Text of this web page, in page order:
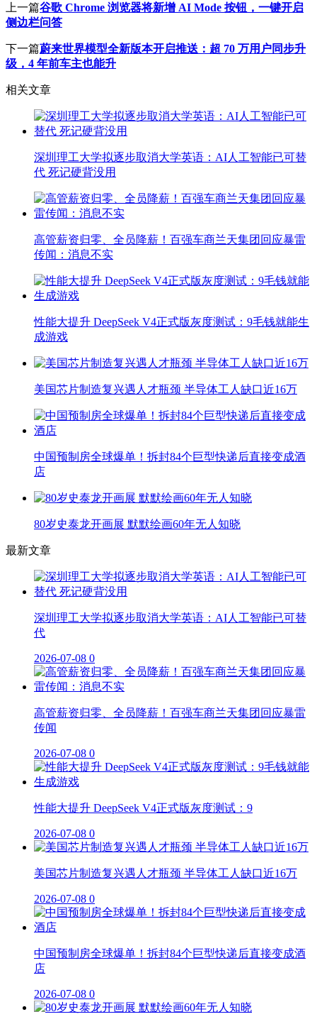
上一篇谷歌 Chrome 浏览器将新增 AI Mode 按钮，一键开启
侧边栏问答
下一篇蔚来世界模型全新版本开启推送：超 70 万用户同步升
级，4 年前车主也能升
相关文章
深圳理工大学拟逐步取消大学英语：AI人工智能已可替
代 死记硬背没用
高管薪资归零、全员降薪！百强车商兰天集团回应暴雷
传闻：消息不实
性能大提升 DeepSeek V4正式版灰度测试：9毛钱就能生
成游戏
美国芯片制造复兴遇人才瓶颈 半导体工人缺口近16万
中国预制房全球爆单！拆封84个巨型快递后直接变成酒
店
80岁史泰龙开画展 默默绘画60年无人知晓
最新文章
深圳理工大学拟逐步取消大学英语：AI人工智能已可替
代
2026-07-08 0
高管薪资归零、全员降薪！百强车商兰天集团回应暴雷
传闻
2026-07-08 0
性能大提升 DeepSeek V4正式版灰度测试：9
2026-07-08 0
美国芯片制造复兴遇人才瓶颈 半导体工人缺口近16万
2026-07-08 0
中国预制房全球爆单！拆封84个巨型快递后直接变成酒
店
2026-07-08 0